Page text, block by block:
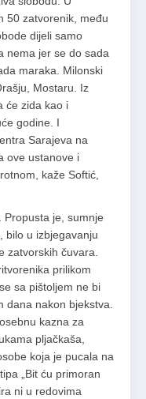
50 zatvorenik, među
dijeli samo
nema jer se do sada
maraka. Milonski
Mostaru. Iz
će zida kao i
godine. I
Sarajeva na
ove ustanove i
kaže Softić,
Propusta je, sumnje
bilo u izbjegavanju
zatvorskih čuvara.
prilikom
sa pištoljem ne bi
dana nakon bjekstva.
kazna za
pljačkaša,
koja je pucala na
„Bit ću primoran
ni u redovima